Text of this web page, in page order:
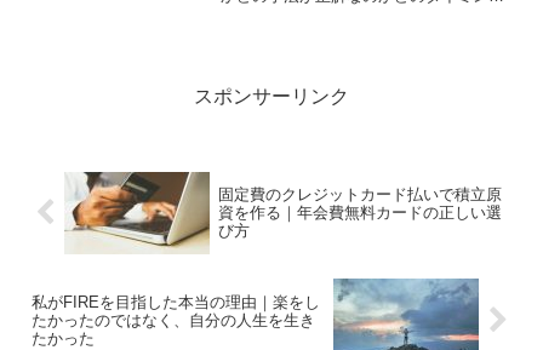
スポンサーリンク
固定費のクレジットカード払いで積立原
資を作る｜年会費無料カードの正しい選
び方
私がFIREを目指した本当の理由｜楽をし
たかったのではなく、自分の人生を生き
たかった